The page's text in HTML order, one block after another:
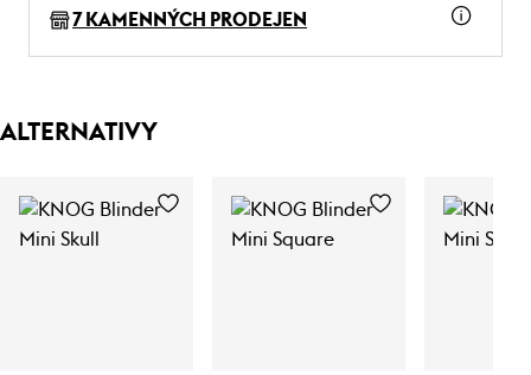
7 KAMENNÝCH PRODEJEN
ALTERNATIVY